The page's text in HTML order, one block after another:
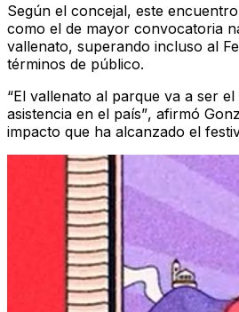
Según el concejal, este
como el de mayor convocatoria
vallenato, superando incluso al
términos de público.
“El vallenato al parque va a ser
asistencia en el país”, afirmó
impacto que ha alcanzado el